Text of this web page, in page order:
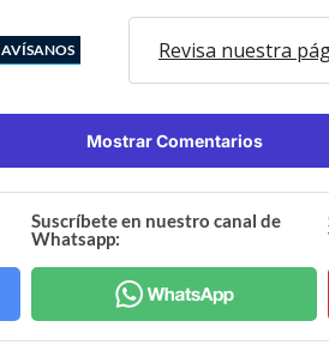
AVÍSANOS Revisa nuestra
Mostrar Comentarios
Suscríbete en nuestro canal de
Whatsapp: